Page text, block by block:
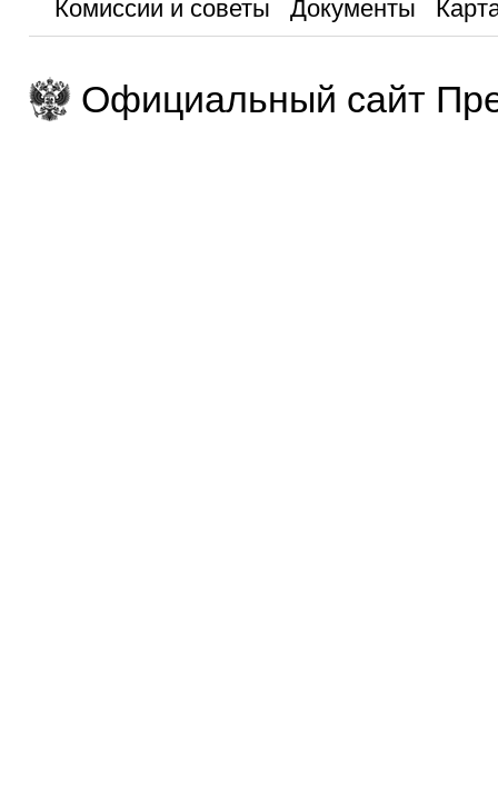
Комиссии и советы Документы
Официальный сайт